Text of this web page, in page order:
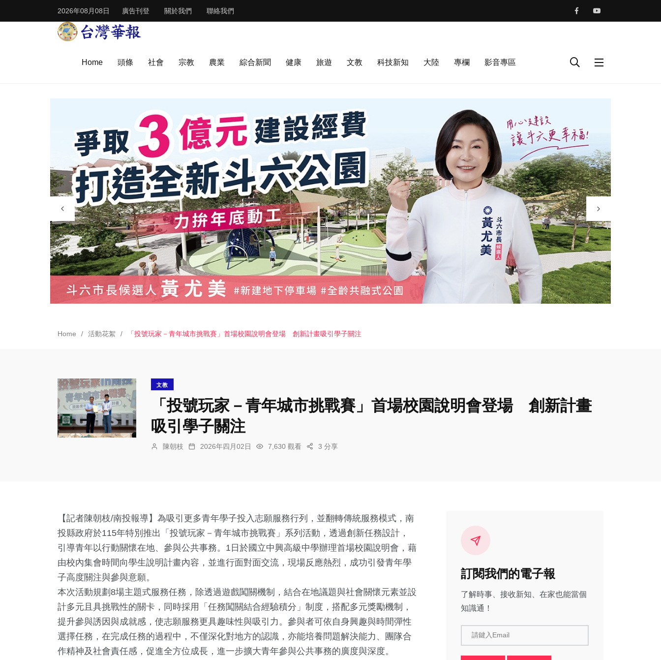
2026年08月08日 廣告刊登 關於我們 聯絡我們
Home 頭條 社會 宗教 農業 綜合新聞 健康 旅遊 文教 科技新知 大陸 專欄 影音專區
Home 活動花絮 「投號玩家－青年城市挑戰賽」首場校園說明會登場 創新計畫吸引學子關注
文教
「投號玩家－青年城市挑戰賽」首場校園說明會登場 創新計畫
吸引學子關注
陳朝枝 2026年四月02日 7,630 觀看 3 分享
【記者陳朝枝/南投報導】為吸引更多青年學子投入志願服務行列，並翻轉傳統服務模式，南
投縣政府於115年特別推出「投號玩家－青年城市挑戰賽」系列活動，透過創新任務設計，
引導青年以行動關懷在地、參與公共事務。1日於國立中興高級中學辦理首場校園說明會，藉
由校內集會時間向學生說明計畫內容，並進行面對面交流，現場反應熱烈，成功引發青年學
子高度關注與參與意願。
本次活動規劃8場主題式服務任務，除透過遊戲闖關機制，結合在地議題與社會關懷元素並設
計多元且具挑戰性的關卡，同時採用「任務闖關結合經驗積分」制度，搭配多元獎勵機制，
提升參與誘因與成就感，使志願服務更具趣味性與吸引力。參與者可依自身興趣與時間彈性
選擇任務，在完成任務的過程中，不僅深化對地方的認識，亦能培養問題解決能力、團隊合
作精神及社會責任感，促進全方位成長，進一步擴大青年參與公共事務的廣度與深度。
訂閱我們的電子報
了解時事、接收新知、在家也能當個
知識通！
請鍵入Email